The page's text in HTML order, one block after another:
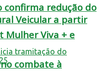
Mulher Viva + e
combate à
confirma redução do
Veicular a partir